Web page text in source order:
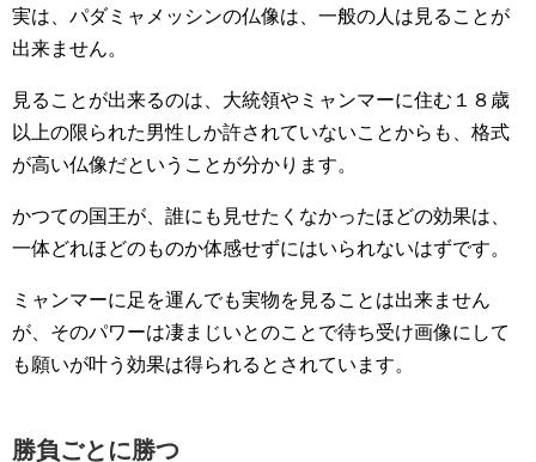
実は、パダミャメッシンの仏像は、一般の人は見ることが
出来ません。
見ることが出来るのは、大統領やミャンマーに住む１８歳
以上の限られた男性しか許されていないことからも、格式
が高い仏像だということが分かります。
かつての国王が、誰にも見せたくなかったほどの効果は、
一体どれほどのものか体感せずにはいられないはずです。
ミャンマーに足を運んでも実物を見ることは出来ません
が、そのパワーは凄まじいとのことで待ち受け画像にして
も願いが叶う効果は得られるとされています。
勝負ごとに勝つ